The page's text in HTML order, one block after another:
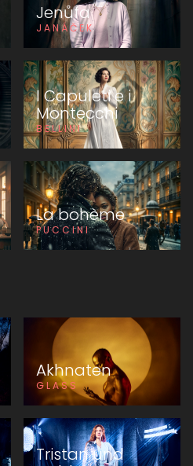
Jenůfa
JANÁČEK
I Capuleti e i
Montecchi
BELLINI
La bohème
PUCCINI
Akhnaten
GLASS
Tristan und